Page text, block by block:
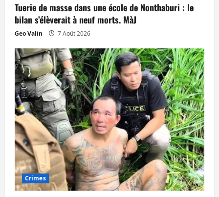
Tuerie de masse dans une école de Nonthaburi : le
bilan s’élèverait à neuf morts. MàJ
Geo Valin 7 Août 2026
Crimes